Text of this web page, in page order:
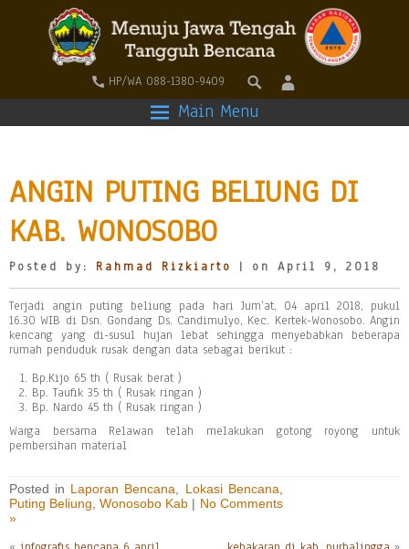
HP/WA 088-1380-9409
Main Menu
ANGIN PUTING BELIUNG DI
KAB. WONOSOBO
Posted by: Rahmad Rizkiarto | on April 9, 2018
Terjadi angin puting beliung pada hari Jum’at, 04 april 2018, pukul
16.30 WIB di Dsn. Gondang Ds. Candimulyo, Kec. Kertek-Wonosobo. Angin
kencang yang di-susul hujan lebat sehingga menyebabkan beberapa
rumah penduduk rusak dengan data sebagai berikut :
Bp.Kijo 65 th ( Rusak berat )
Bp. Taufik 35 th ( Rusak ringan )
Bp. Nardo 45 th ( Rusak ringan )
Warga bersama Relawan telah melakukan gotong royong untuk
pembersihan material
Posted in Laporan Bencana Lokasi Bencana
Puting Beliung ,Wonosobo Kab | No Comments
»